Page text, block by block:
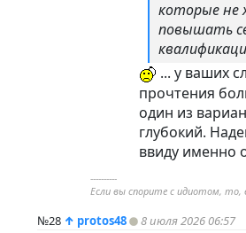
которые не
повышать
... у ваших
прочтения
один из
глубокий.
ввиду именно
----------
Если вы спорите с идиотом,
№28 ↑ protos48 8 июля 2026 06:57